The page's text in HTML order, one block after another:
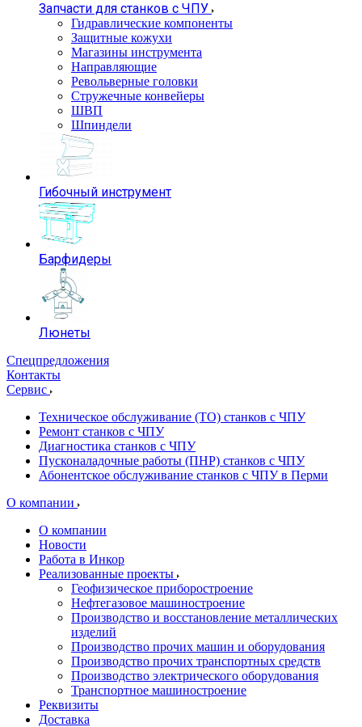
Запчасти для станков с ЧПУ
Гидравлические компоненты
Защитные кожухи
Магазины инструмента
Направляющие
Револьверные головки
Стружечные конвейеры
ШВП
Шпиндели
Гибочный инструмент
Барфидеры
Люнеты
Спецпредложения
Контакты
Сервис
Техническое обслуживание (ТО) станков с ЧПУ
Ремонт станков с ЧПУ
Диагностика станков с ЧПУ
Пусконаладочные работы (ПНР) станков с ЧПУ
Абонентское обслуживание станков с ЧПУ в Перми
О компании
О компании
Новости
Работа в Инкор
Реализованные проекты
Геофизическое приборостроение
Нефтегазовое машиностроение
Производство и восстановление металлических
изделий
Производство прочих машин и оборудования
Производство прочих транспортных средств
Производство электрического оборудования
Транспортное машиностроение
Реквизиты
Доставка